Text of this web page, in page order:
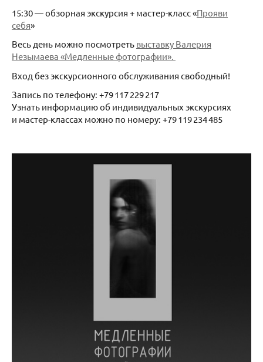
15:30 — обзорная экскурсия + мастер-класс «Прояви
себя»
Весь день можно посмотреть выставку Валерия
Незымаева «Медленные фотографии».
Вход без экскурсионного обслуживания свободный!
Запись по телефону: +79 117 229 217
Узнать информацию об индивидуальных экскурсиях
и мастер-классах можно по номеру: +79 119 234 485